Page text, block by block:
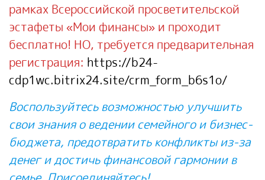
рамках Всероссийской просветительской
эстафеты «Мои финансы» и проходит
бесплатно! НО, требуется предварительная
регистрация: https://b24-
cdp1wc.bitrix24.site/crm_form_b6s1o/
Воспользуйтесь возможностью улучшить
свои знания о ведении семейного и бизнес-
бюджета, предотвратить конфликты из-за
денег и достичь финансовой гармонии в